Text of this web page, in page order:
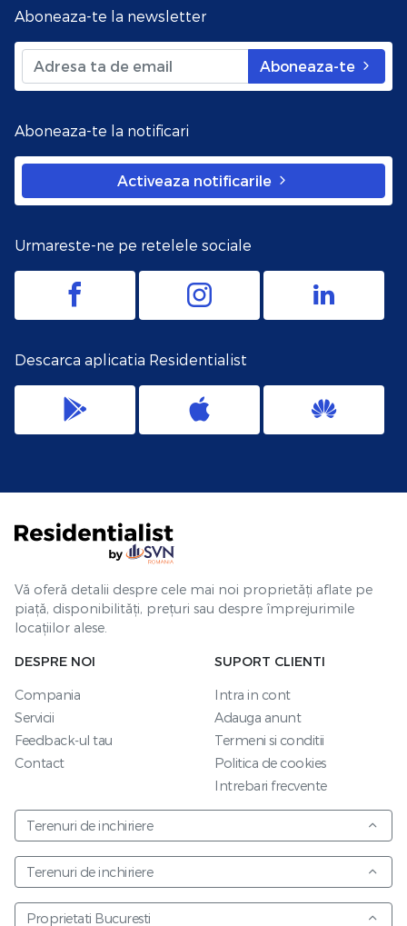
Aboneaza-te la newsletter
Aboneaza-te
Aboneaza-te la notificari
Activeaza notificarile
Urmareste-ne pe retelele sociale
Descarca aplicatia Residentialist
Vă oferă detalii despre cele mai noi proprietăți aflate pe
piață, disponibilități, prețuri sau despre împrejurimile
locațiilor alese.
DESPRE NOI
Compania
Servicii
Feedback-ul tau
Contact
SUPORT CLIENTI
Intra in cont
Adauga anunt
Termeni si conditii
Politica de cookies
Intrebari frecvente
Terenuri de inchiriere
Terenuri de inchiriere
Proprietati Bucuresti